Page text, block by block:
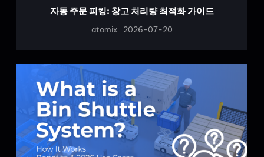
자동 주문 피킹: 창고 처리량 최적화 가이드
atomix 2026-07-20